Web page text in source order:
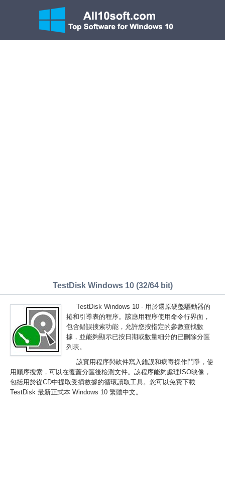
TestDisk Windows 10 (32/64 bit)
TestDisk Windows 10 - 用於還原硬盤驅動器的
捲和引導表的程序。該應用程序使用命令行界面，
包含錯誤搜索功能，允許您按指定的參數查找數
據，並能夠顯示已按日期或數量細分的已刪除分區
列表。
該實用程序與軟件寫入錯誤和病毒操作鬥爭，使
用順序搜索，可以在覆蓋分區後檢測文件。該程序能夠處理ISO映像，
包括用於從CD中提取受損數據的循環讀取工具。您可以免費下載
TestDisk 最新正式本 Windows 10 繁體中文。